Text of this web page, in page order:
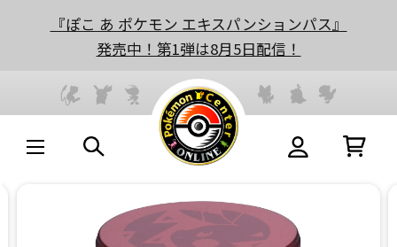
『ぽこ あ ポケモン エキスパンションパス』
発売中！第1弾は8月5日配信！